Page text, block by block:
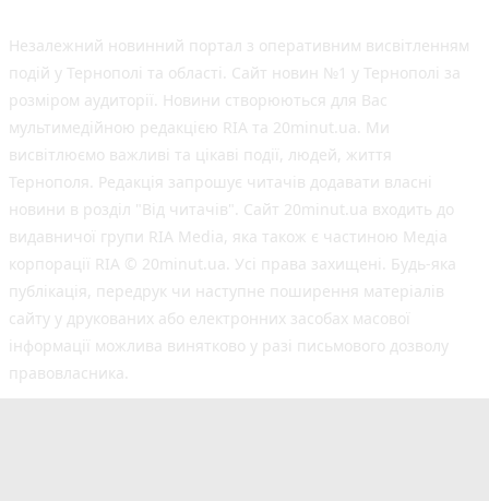
Незалежний новинний портал з оперативним висвітленням
подій у Тернополі та області. Сайт новин №1 у Тернополі за
розміром аудиторії. Новини створюються для Вас
мультимедійною редакцією RIA та 20minut.ua. Ми
висвітлюємо важливі та цікаві події, людей, життя
Тернополя. Редакція запрошує читачів додавати власні
новини в розділ "Від читачів". Сайт 20minut.ua входить до
видавничої групи RIA Media, яка також є частиною Медіа
корпорації RIA © 20minut.ua. Усі права захищені. Будь-яка
публiкацiя, передрук чи наступне поширення матеріалів
сайту у друкованих або електронних засобах масової
інформації можлива винятково у разі письмового дозволу
правовласника.